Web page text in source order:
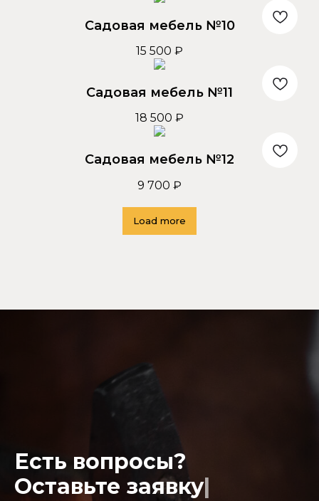
Садовая мебель №10
15 500 ₽
Садовая мебель №11
18 500 ₽
Садовая мебель №12
9 700 ₽
Load more
Есть вопросы?
Оставьте заявку|